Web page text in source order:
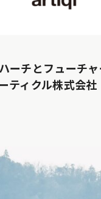
ーチとフューチ
ティクル株式会